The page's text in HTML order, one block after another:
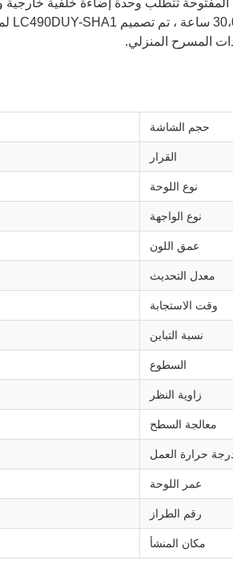
المسرح المنزلي.
حجم الشاشة
القرار
نوع اللوحة
نوع الواجهة
عمق اللون
معدل التحديث
وقت الاستجابة
نسبة التباين
السطوع
زاوية النظر
معالجة السطح
حرارة العمل
عمر اللوحة
رقم الطراز
مكان المنشأ